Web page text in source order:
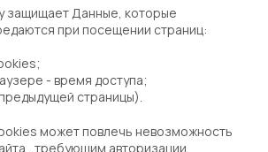
защищает Данные, которые
при посещении страниц:
- время доступа;
страницы).
может повлечь невозможность
, требующим авторизации.